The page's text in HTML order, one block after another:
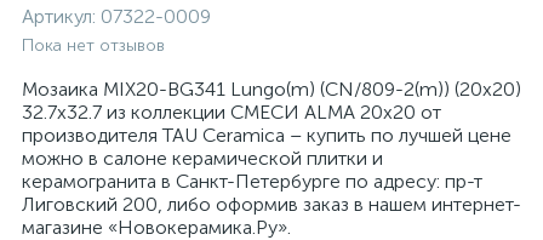
Артикул: 07322-0009
Пока нет отзывов
Мозаика MIX20-BG341 Lungo(m) (CN/809-2(m)) (20x20)
32.7x32.7 из коллекции СМЕСИ ALMA 20x20 от
производителя TAU Ceramica – купить по лучшей цене
можно в салоне керамической плитки и
керамогранита в Санкт-Петербурге по адресу: пр-т
Лиговский 200, либо оформив заказ в нашем интернет-
магазине «Новокерамика.Ру».